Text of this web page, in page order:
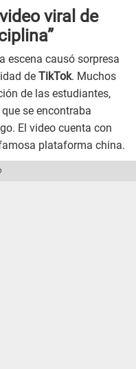
viral de
escena causó sorpresa
de TikTok. Muchos
de las estudiantes,
se encontraba
El video cuenta con
plataforma china.